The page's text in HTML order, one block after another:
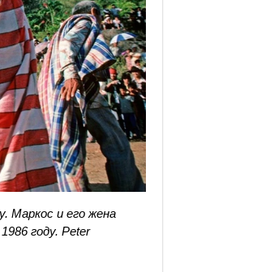
Маркос и его жена
году. Peter